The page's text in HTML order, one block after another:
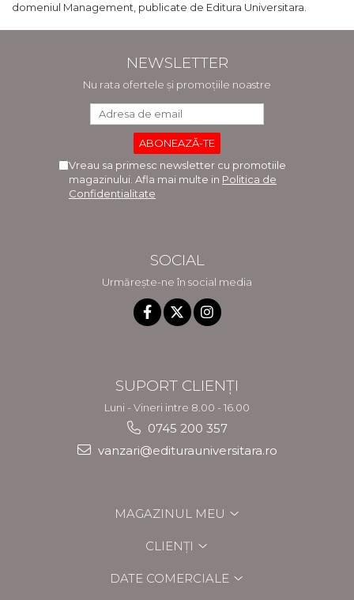
domeniul Management, publicate de Editura Universitara.
NEWSLETTER
Nu rata ofertele și promoțiile noastre
Vreau sa primesc newsletter cu promotiile
magazinului. Afla mai multe in Politica de
Confidentialitate
SOCIAL
Urmărește-ne în social media
SUPORT CLIENȚI
Luni - Vineri intre 8.00 - 16.00
0745 200 357
vanzari@editurauniversitara.ro
MAGAZINUL MEU
CLIENȚI
DATE COMERCIALE